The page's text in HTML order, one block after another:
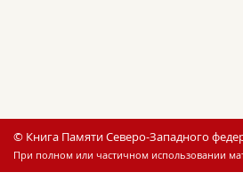
© Книга Памяти Северо-Западного
При полном или частичном использовании